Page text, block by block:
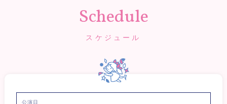
Schedule
スケジュール
公演日